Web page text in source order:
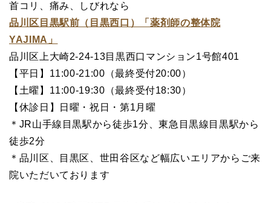
首コリ、痛み、しびれなら
品川区目黒駅前（目黒西口）「薬剤師の整体院
YAJIMA」
品川区上大崎2-24-13目黒西口マンション1号館401
【平日】11:00-21:00（最終受付20:00）
【土曜】11:00-19:30（最終受付18:30）
【休診日】日曜・祝日・第1月曜
＊JR山手線目黒駅から徒歩1分、東急目黒線目黒駅から
徒歩2分
＊品川区、目黒区、世田谷区など幅広いエリアからご来
院いただいております